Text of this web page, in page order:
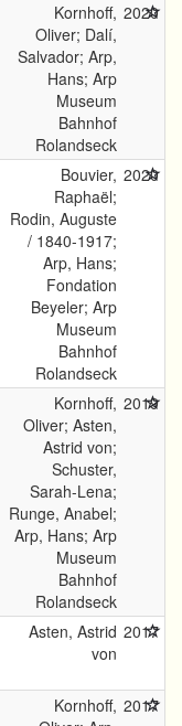
Kornhoff,
Oliver; Dalí,
Salvador; Arp,
Hans; Arp
Museum
Bahnhof
Rolandseck
2020
Bouvier,
Raphaël;
Rodin, Auguste
/ 1840-1917;
Arp, Hans;
Fondation
Beyeler; Arp
Museum
Bahnhof
Rolandseck
2020
Kornhoff,
Oliver; Asten,
Astrid von;
Schuster,
Sarah-Lena;
Runge, Anabel;
Arp, Hans; Arp
Museum
Bahnhof
Rolandseck
2019
Asten, Astrid
von
2017
Kornhoff, 2017